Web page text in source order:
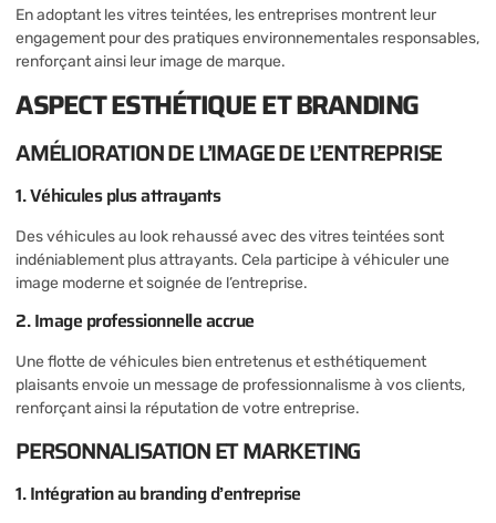
En adoptant les vitres teintées, les entreprises montrent leur
engagement pour des pratiques environnementales responsables,
renforçant ainsi leur image de marque.
ASPECT ESTHÉTIQUE ET BRANDING
AMÉLIORATION DE L’IMAGE DE L’ENTREPRISE
1. Véhicules plus attrayants
Des véhicules au look rehaussé avec des vitres teintées sont
indéniablement plus attrayants. Cela participe à véhiculer une
image moderne et soignée de l’entreprise.
2. Image professionnelle accrue
Une flotte de véhicules bien entretenus et esthétiquement
plaisants envoie un message de professionnalisme à vos clients,
renforçant ainsi la réputation de votre entreprise.
PERSONNALISATION ET MARKETING
1. Intégration au branding d’entreprise